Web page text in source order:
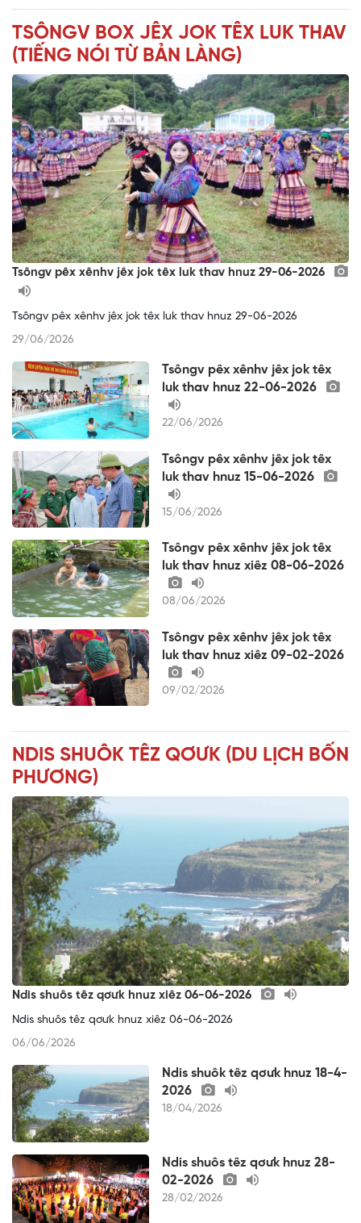
T
m
e
TSÔNGV BOX JÊX JOK TÊX LUK THAV
(TIẾNG NÓI TỪ BẢN LÀNG)
Tsôngv pêx xênhv jêx jok têx luk thav hnuz 29-06-2026
Tsôngv pêx xênhv jêx jok têx luk thav hnuz 29-06-2026
29/06/2026
Tsôngv pêx xênhv jêx jok têx
luk thav hnuz 22-06-2026
22/06/2026
Tsôngv pêx xênhv jêx jok têx
luk thav hnuz 15-06-2026
15/06/2026
Tsôngv pêx xênhv jêx jok têx
luk thav hnuz xiêz 08-06-2026
08/06/2026
Tsôngv pêx xênhv jêx jok têx
luk thav hnuz xiêz 09-02-2026
09/02/2026
NDIS SHUÔK TÊZ QƠƯK (DU LỊCH BỐN
PHƯƠNG)
Ndis shuôs têz qơưk hnuz xiêz 06-06-2026
Ndis shuôs têz qơưk hnuz xiêz 06-06-2026
06/06/2026
Ndis shuôk têz qơưk hnuz 18-4-
2026
18/04/2026
Ndis shuôs têz qơưk hnuz 28-
02-2026
28/02/2026